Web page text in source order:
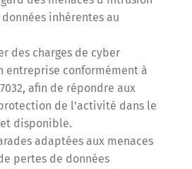
inhérentes au
des charges de cyber
entreprise conformément à
afin de répondre aux
de l’activité dans le
disponible.
adaptées aux menaces
pertes de données